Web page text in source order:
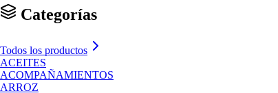
Categorías
Todos los productos
ACEITES
ACOMPAÑAMIENTOS
ARROZ